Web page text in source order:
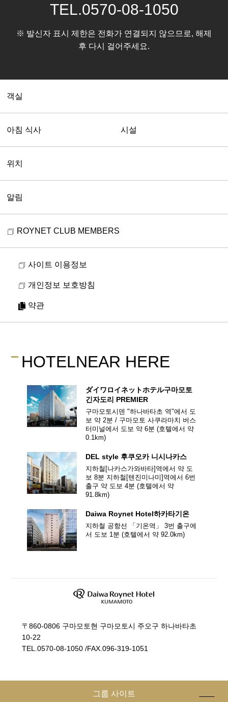
TEL.0570-08-1050
※ 발신자 표시 제한은 전화가 연결되지 않으므로, 해제
후 다시 걸어주세요.
객실
아침 식사 시설
위치
알림
ROYNET CLUB MEMBERS
사이트 이용정보
개인정보 보호방침
약관
HOTELNEAR HERE
ダイワロイネットホテル구마모토
긴자도리 PREMIER
구마모토시덴 "하나바타초 역"에서 도
보 약 2분 / 구마모토 사쿠라마치 버스
터미널에서 도보 약 6분 (호텔에서 약
0.1km)
DEL style 후쿠오카 니시나카스
지하철[나카스가와바타]역에서 약 도
보 8분 지하철[텐진미나미]역에서 6번
출구 약 도보 4분 (호텔에서 약
91.8km)
Daiwa Roynet Hotel하카타기온
지하철 공항선 「기온역」 3번 출구에
서 도보 1분 (호텔에서 약92.0km)
〒860-0806 구마모토현 구마모토시 주오구 하나바타초
10-22
TEL. 0570-08-1050 /FAX.096-319-1051
그룹 사이트